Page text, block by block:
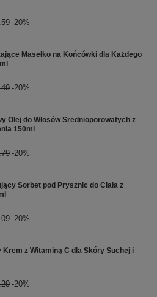
-20%
Masełko na Końcówki dla Każdego
-20%
Olej do Włosów Średnioporowatych z
150ml
-20%
Sorbet pod Prysznic do Ciała z
-20%
z Witaminą C dla Skóry Suchej i
-20%